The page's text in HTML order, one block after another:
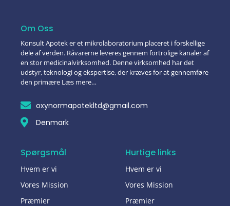
Om Oss
Konsult Apotek er et mikrolaboratorium placeret i forskellige
dele af verden. Råvarerne leveres gennem fortrolige kanaler af
en stor medicinalvirksomhed. Denne virksomhed har det
udstyr, teknologi og ekspertise, der kræves for at gennemføre
den primære Læs mere…
oxynormapotekltd@gmail.com
Denmark
Spørgsmål
Hvem er vi
Vores Mission
Præmier
Hurtige links
Hvem er vi
Vores Mission
Præmier